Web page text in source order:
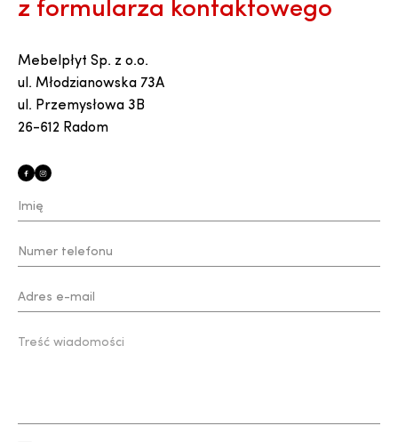
z formularza kontaktowego
Mebelpłyt Sp. z o.o.
ul. Młodzianowska 73A
ul. Przemysłowa 3B
26-612 Radom